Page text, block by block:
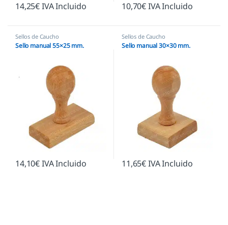
14,25€IVA Incluido 10,70€IVA Incluido
Sellos de Caucho
Sello manual 55×25 mm.
14,10€IVA Incluido
Sellos de Caucho
Sello manual 30×30 mm.
11,65€IVA Incluido